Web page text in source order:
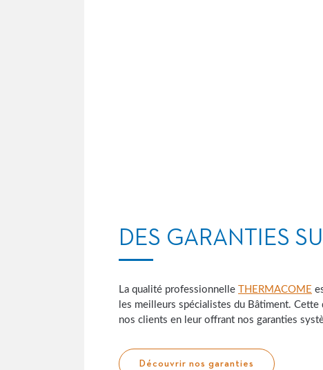
DES GARANTIES
La qualité professionnelle THERMACOME
les meilleurs spécialistes du Bâtiment. Cette
nos clients en leur offrant nos garanties
Découvrir nos garanties